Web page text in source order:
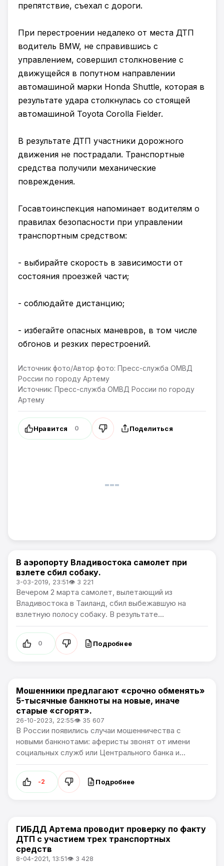
препятствие, съехал с дороги.
При перестроении недалеко от места ДТП
водитель BMW, не справившись с
управлением, совершил столкновение с
движущейся в попутном направлении
автомашиной марки Honda Shuttle, которая в
результате удара столкнулась со стоящей
автомашиной Toyota Corolla Fielder.
В результате ДТП участники дорожного
движения не пострадали. Транспортные
средства получили механические
повреждения.
Госавтоинспекция напоминает водителям о
правилах безопасности при управлении
транспортным средством:
- выбирайте скорость в зависимости от
состояния проезжей части;
- соблюдайте дистанцию;
- избегайте опасных маневров, в том числе
обгонов и резких перестроений.
Источник фото/Автор фото: Пресс-служба ОМВД
России по городу Артему
Источник: Пресс-служба ОМВД России по городу
Артему
Нравится 0 Поделиться
Происшествия
В аэропорту Владивостока самолет при
взлете сбил собаку.
3-03-2019, 23:51👁 3 221
Вечером 2 марта самолет, вылетающий из
Владивостока в Таиланд, сбил выбежавшую на
взлетную полосу собаку. В результате...
0 Подробнее
Происшествия
Мошенники предлагают «срочно обменять»
5-тысячные банкноты на новые, иначе
старые «сгорят».
26-10-2023, 22:55👁 35 607
В России появились случаи мошенничества с
новыми банкнотами: аферисты звонят от имени
социальных служб или Центрального банка и...
-2 Подробнее
Происшествия
ГИБДД Артема проводит проверку по факту
ДТП с участием трех транспортных
средств
8-04-2021, 13:51👁 3 428